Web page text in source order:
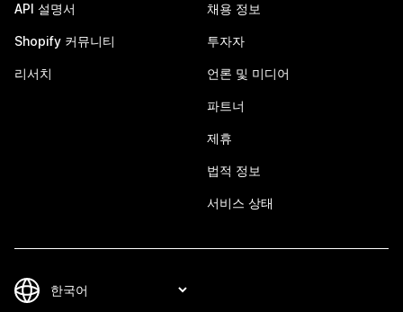
API 설명서
Shopify 커뮤니티
리서치
채용 정보
투자자
언론 및 미디어
파트너
제휴
법적 정보
서비스 상태